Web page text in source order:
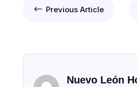
# Previous Article
Nuevo León